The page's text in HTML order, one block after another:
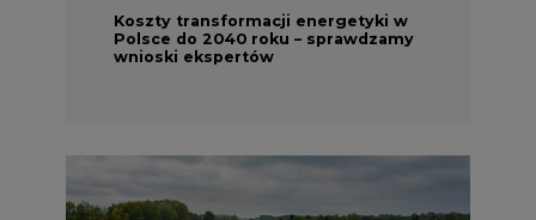
Koszty transformacji energetyki w
Polsce do 2040 roku – sprawdzamy
wnioski ekspertów